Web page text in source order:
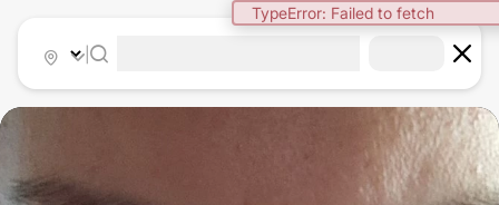
TypeError: Failed to fetch